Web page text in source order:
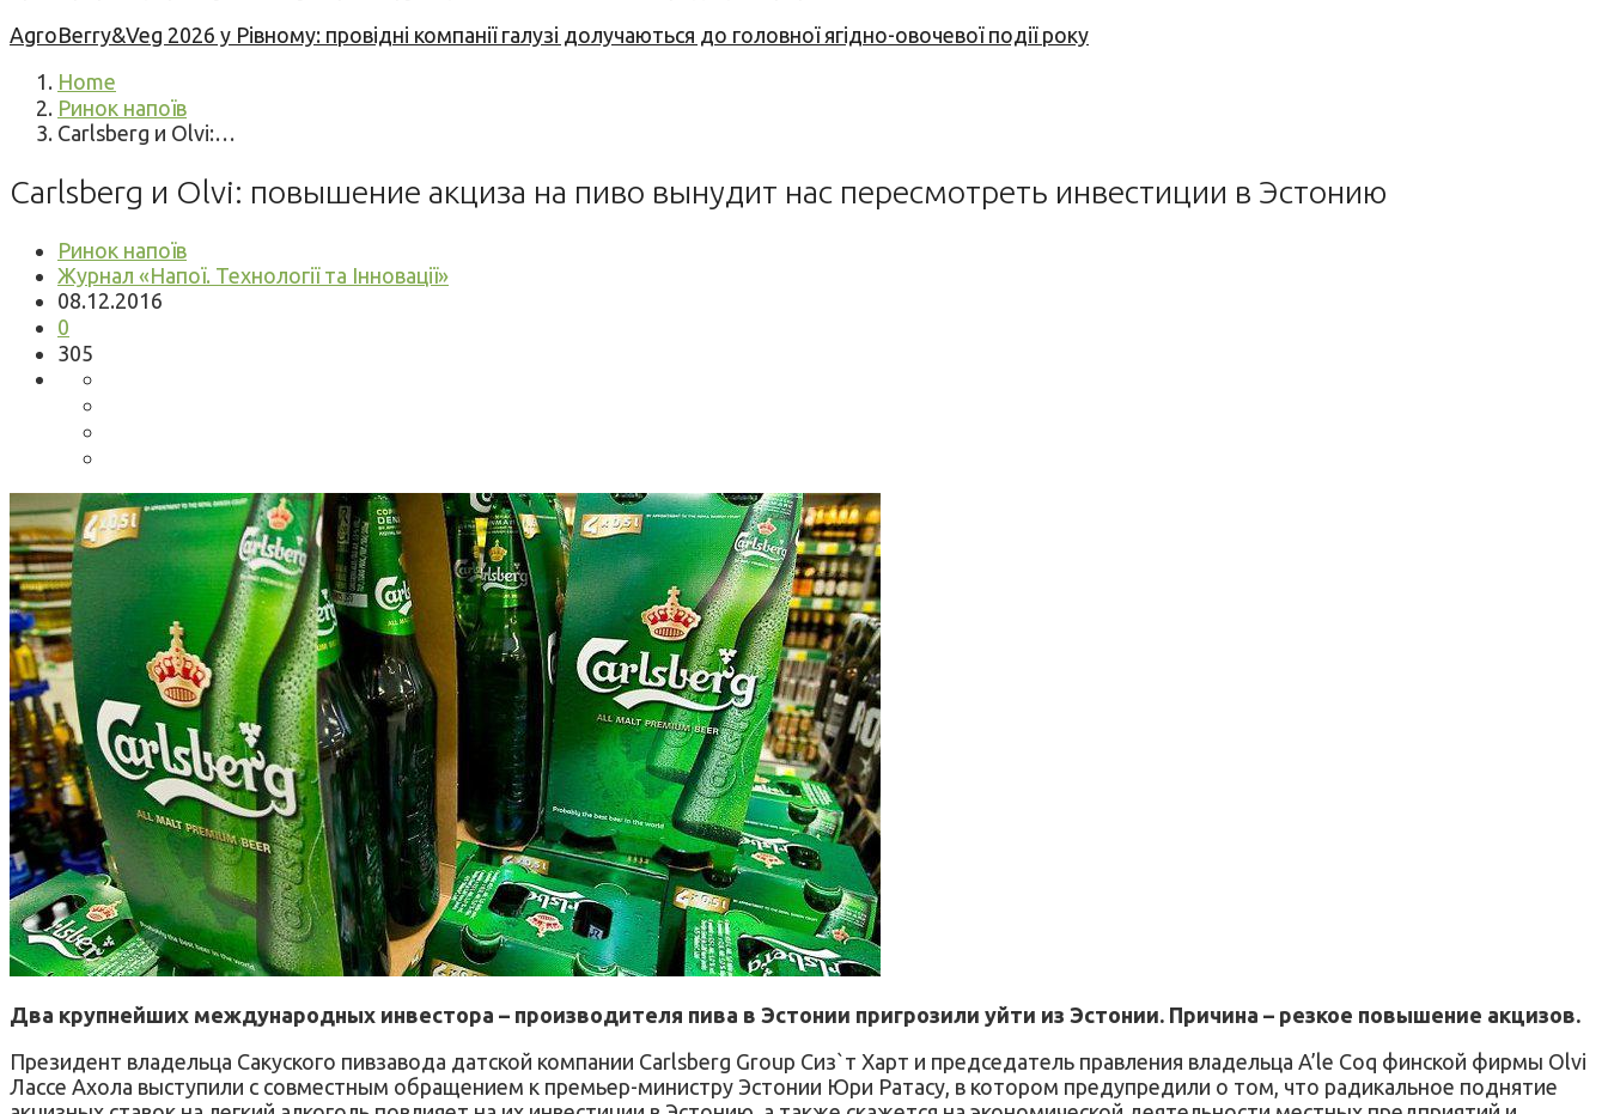
AgroBerry&Veg 2026 у Рівному: провідні компанії галузі долучаються до головної ягідно-овочевої події року
Home
Ринок напоїв
Carlsberg и Olvi:…
Carlsberg и Olvi: повышение акциза на пиво вынудит нас пересмотреть инвестиции в Эстонию
Ринок напоїв
Журнал «Напої. Технології та Інновації»
08.12.2016
0
305
Два крупнейших международных инвестора – производителя пива в Эстонии пригрозили уйти из Эстонии. Причина – резкое повышение акцизов.
Президент владельца Сакуского пивзавода датской компании Carlsberg Group Сиз`т Харт и председатель правления владельца A’le Coq финской фирмы Olvi
Лассе Ахола выступили с совместным обращением к премьер-министру Эстонии Юри Ратасу, в котором предупредили о том, что радикальное поднятие